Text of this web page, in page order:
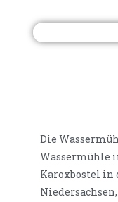
Die
Wassermühle
Karoxbostel in